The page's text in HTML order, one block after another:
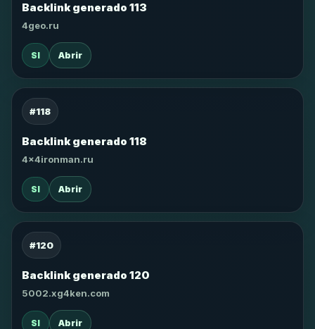
Backlink generado 113
4geo.ru
SI Abrir
#118
Backlink generado 118
4x4ironman.ru
SI Abrir
#120
Backlink generado 120
5002.xg4ken.com
SI Abrir